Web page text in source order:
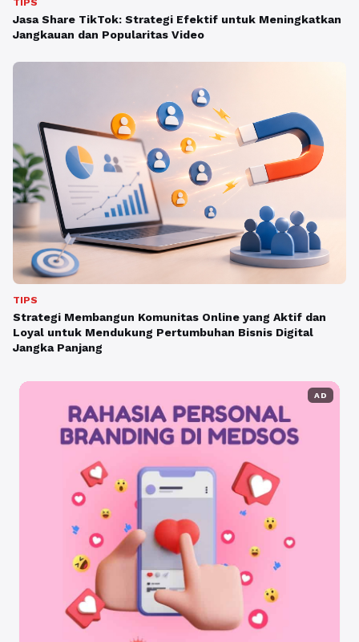
Jasa Share TikTok: Strategi Efektif untuk Meningkatkan
Jangkauan dan Popularitas Video
TIPS
Strategi Membangun Komunitas Online yang Aktif dan
Loyal untuk Mendukung Pertumbuhan Bisnis Digital
Jangka Panjang
AD